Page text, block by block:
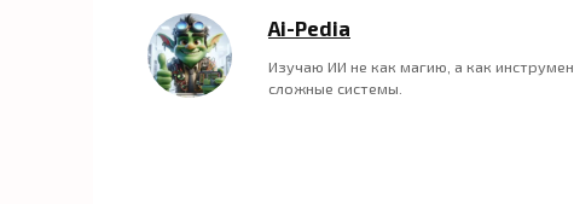
Ai-Pedia
Изучаю ИИ не как магию, а как
сложные системы.